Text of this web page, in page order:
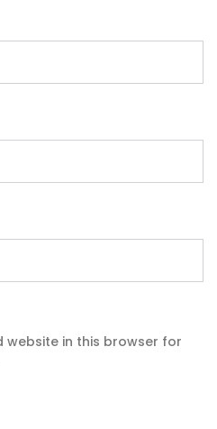
website in this browser for